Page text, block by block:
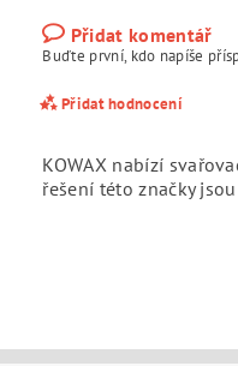
Přidat komentář
Buďte první, kdo napíše
Přidat hodnocení
KOWAX nabízí
řešení této značky